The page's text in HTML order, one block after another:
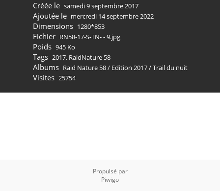
Créée le samedi 9 septembre 2017
Ajoutée le mercredi 14 septembre 2022
Dimensions 1280*853
Fichier RN58-17-S-TN- - 9.jpg
Poids 945 Ko
Tags 2017, RaidNature 58
Albums Raid Nature 58/ Edition 2017/Trail du nuit
Visites 25754
Propulsé par
Piwigo